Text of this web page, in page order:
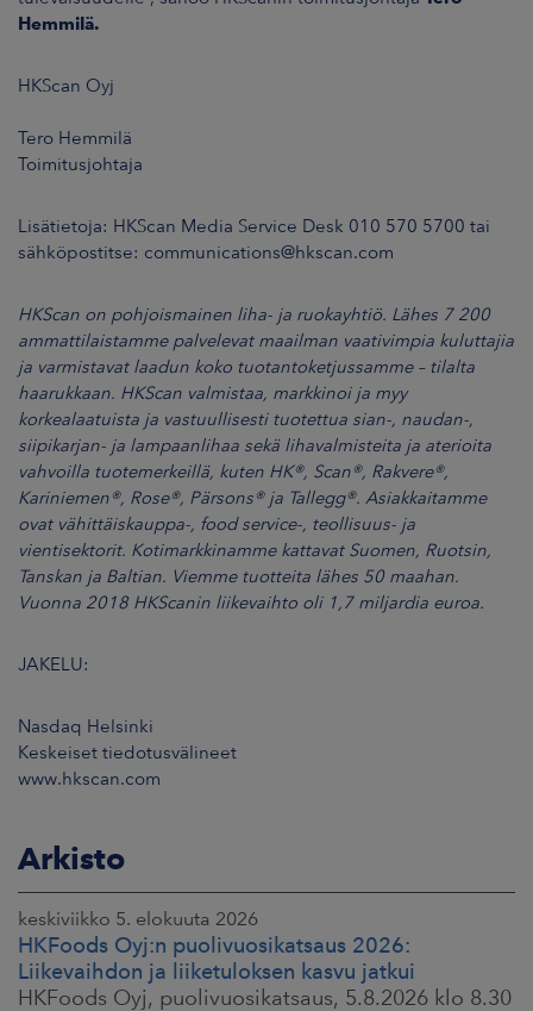
Hemmilä.
HKScan Oyj
Tero Hemmilä
Toimitusjohtaja
Lisätietoja: HKScan Media Service Desk 010 570 5700 tai
sähköpostitse: communications@hkscan.com
HKScan on pohjoismainen liha- ja ruokayhtiö. Lähes 7 200
ammattilaistamme palvelevat maailman vaativimpia kuluttajia
ja varmistavat laadun koko tuotantoketjussamme – tilalta
haarukkaan. HKScan valmistaa, markkinoi ja myy
korkealaatuista ja vastuullisesti tuotettua sian-, naudan-,
siipikarjan- ja lampaanlihaa sekä lihavalmisteita ja aterioita
vahvoilla tuotemerkeillä, kuten HK®, Scan®, Rakvere®,
Kariniemen®, Rose®, Pärsons® ja Tallegg®. Asiakkaitamme
ovat vähittäiskauppa-, food service-, teollisuus- ja
vientisektorit. Kotimarkkinamme kattavat Suomen, Ruotsin,
Tanskan ja Baltian. Viemme tuotteita lähes 50 maahan.
Vuonna 2018 HKScanin liikevaihto oli 1,7 miljardia euroa.
JAKELU:
Nasdaq Helsinki
Keskeiset tiedotusvälineet
www.hkscan.com
Arkisto
keskiviikko 5. elokuuta 2026
HKFoods Oyj:n puolivuosikatsaus 2026:
Liikevaihdon ja liiketuloksen kasvu jatkui
HKFoods Oyj, puolivuosikatsaus, 5.8.2026 klo 8.30